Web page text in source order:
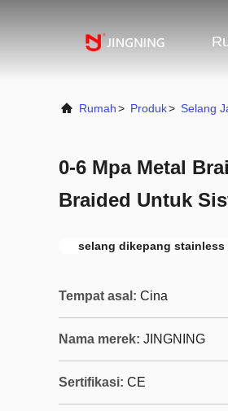
Rumah> Produk> Selang
0-6 Mpa Metal
Braided Untuk
selang dikepang stainless
Tempat asal: Cina
Nama merek: JINGNING
Sertifikasi: CE